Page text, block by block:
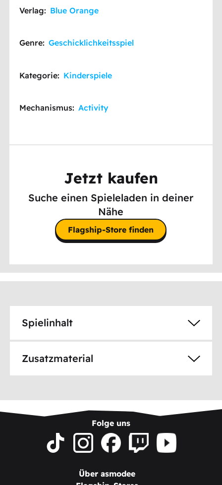
Verlag: Blue Orange
Genre: Geschicklichkeitsspiel
Kategorie: Kinderspiele
Mechanismus: Activity
Jetzt kaufen
Suche einen Spieleladen in deiner
Nähe
Flagship-Store finden
Spielinhalt
Zusatzmaterial
Folge uns
Über asmodee